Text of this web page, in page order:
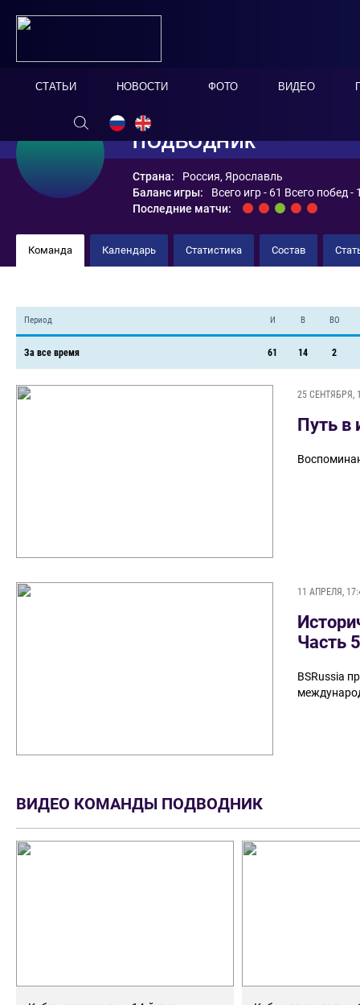
СТАТЬИ НОВОСТИ ФОТО ВИДЕО
ПОДВОДНИК
Страна:
Россия, Ярославль
Баланс игры:
Всего игр - 61 Всего побед
Последние матчи:
Команда Календарь Статистика Состав
Период И В ВО
За все время 61 14 2
25 СЕНТЯБРЯ,
Путь в
11 АПРЕЛЯ,
Часть 5
BSRussia
ВИДЕО КОМАНДЫ ПОДВОДНИК